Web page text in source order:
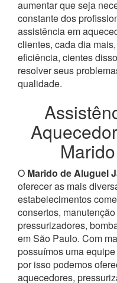
aumentar que seja
constante dos
assistência em
clientes, cada dia
eficiência, cientes
resolver seus
qualidade.
O Marido de Aluguel
oferecer as mais
estabelecimentos
consertos,
pressurizadores,
em São Paulo. Com
possuímos uma
por isso podemos
aquecedores,